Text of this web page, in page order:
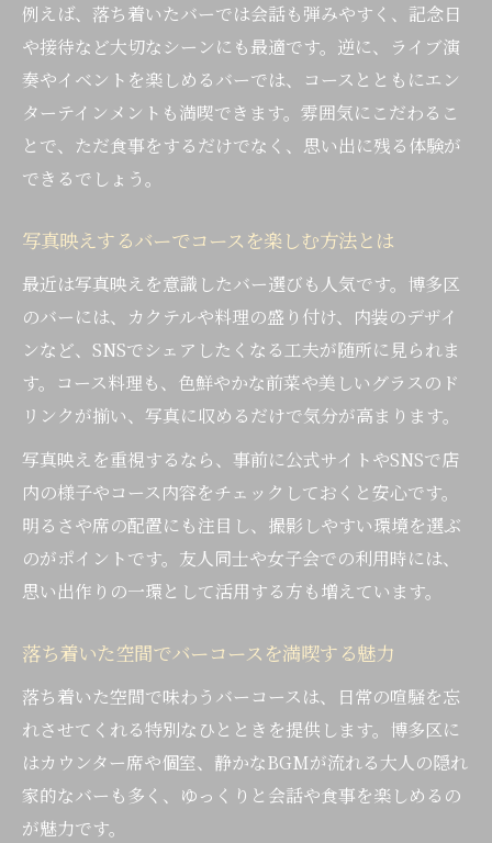
例えば、落ち着いたバーでは会話も弾みやすく、記念日
や接待など大切なシーンにも最適です。逆に、ライブ演
奏やイベントを楽しめるバーでは、コースとともにエン
ターテインメントも満喫できます。雰囲気にこだわるこ
とで、ただ食事をするだけでなく、思い出に残る体験が
できるでしょう。
写真映えするバーでコースを楽しむ方法とは
最近は写真映えを意識したバー選びも人気です。博多区
のバーには、カクテルや料理の盛り付け、内装のデザイ
ンなど、SNSでシェアしたくなる工夫が随所に見られま
す。コース料理も、色鮮やかな前菜や美しいグラスのド
リンクが揃い、写真に収めるだけで気分が高まります。
写真映えを重視するなら、事前に公式サイトやSNSで店
内の様子やコース内容をチェックしておくと安心です。
明るさや席の配置にも注目し、撮影しやすい環境を選ぶ
のがポイントです。友人同士や女子会での利用時には、
思い出作りの一環として活用する方も増えています。
落ち着いた空間でバーコースを満喫する魅力
落ち着いた空間で味わうバーコースは、日常の喧騒を忘
れさせてくれる特別なひとときを提供します。博多区に
はカウンター席や個室、静かなBGMが流れる大人の隠れ
家的なバーも多く、ゆっくりと会話や食事を楽しめるの
が魅力です。